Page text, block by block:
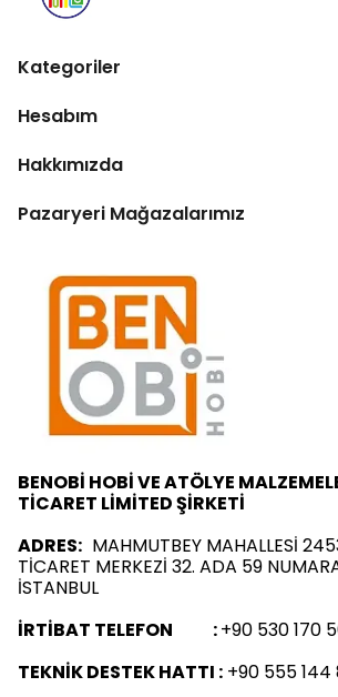
Kategoriler
Hesabım
Hakkımızda
Pazaryeri Mağazalarımız
BENOBİ HOBİ VE ATÖLYE
TİCARET LİMİTED ŞİRKETİ
ADRES: MAHMUTBEY MAHALLESİ
TİCARET MERKEZİ 32. ADA 59
İSTANBUL
İRTİBAT TELEFON :+90 530 170
TEKNİK DESTEK HATTI : +90 555 144